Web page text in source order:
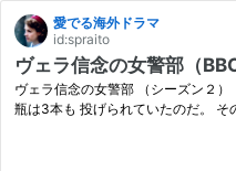
愛でる海外ドラマ
id:spraito
ヴェラ信念の女警部（
ヴェラ信念の女警部 （シーズン２
瓶は3本も 投げられていたのだ。